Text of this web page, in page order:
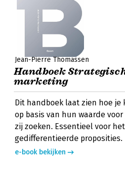
Jean-Pierre Thomassen
Handboek
marketing
Dit handboek laat zien hoe
op basis van hun waarde
zij zoeken. Essentieel voor
gedifferentieerde proposities.
e-book bekijken